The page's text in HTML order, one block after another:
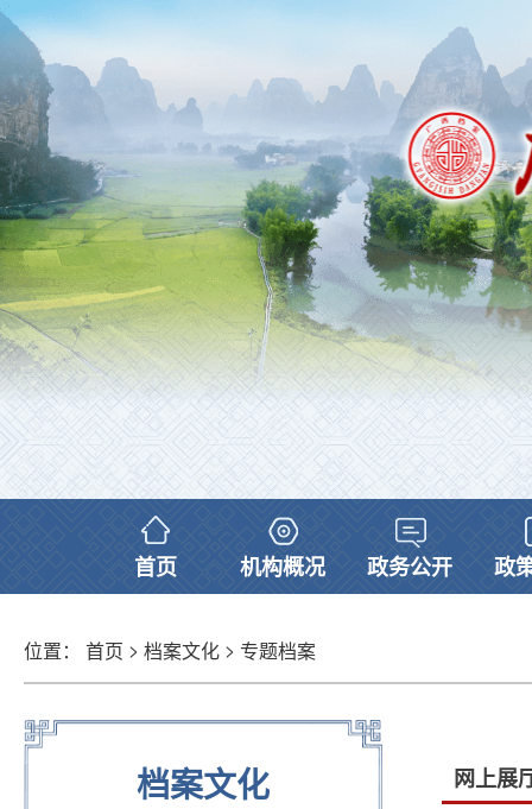
首页 机构概况 政务公开 政
位置： 首页 > 档案文化 > 专题档案
档案文化 网上展